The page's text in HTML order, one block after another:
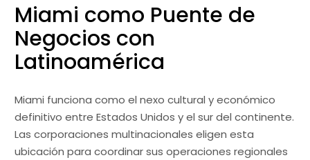
Miami como Puente de
Negocios con
Latinoamérica
Miami funciona como el nexo cultural y económico
definitivo entre Estados Unidos y el sur del continente.
Las corporaciones multinacionales eligen esta
ubicación para coordinar sus operaciones regionales